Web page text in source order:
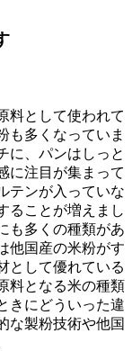
料として使われて
も多くなっていま
に、パンはしっと
に注目が集まって
テンが入っていな
ることが増えまし
も多くの種類があ
他国産の米粉がす
として優れている
料となる米の種類
きにどういった違
な製粉技術や他国